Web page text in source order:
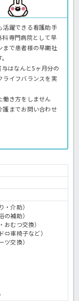
活躍できる看護助手
科専門病院として早
まで患者様の早期社
はなんと5ヶ月分の
イフバランスを実
働き方をしません
護までお問い合わせ
介助）
の補助）
むつ交換）
⇔車椅子など）
交換）